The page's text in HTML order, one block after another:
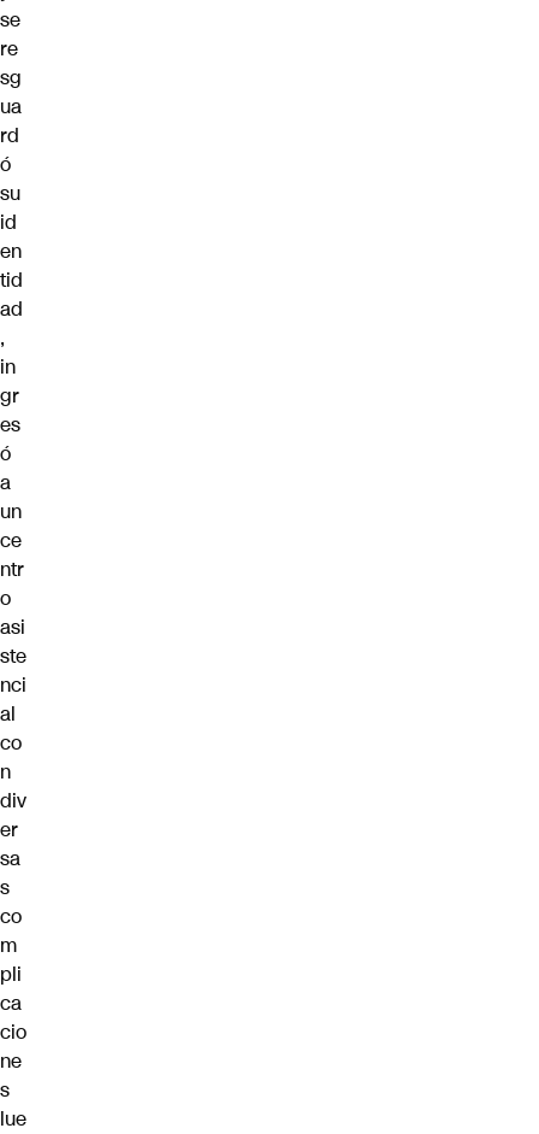
se
re
sg
ua
rd
ó
su
id
en
tid
ad
,
in
gr
es
ó
a
un
ce
ntr
o
asi
ste
nci
al
co
n
div
er
sa
s
co
m
pli
ca
cio
ne
s
lue